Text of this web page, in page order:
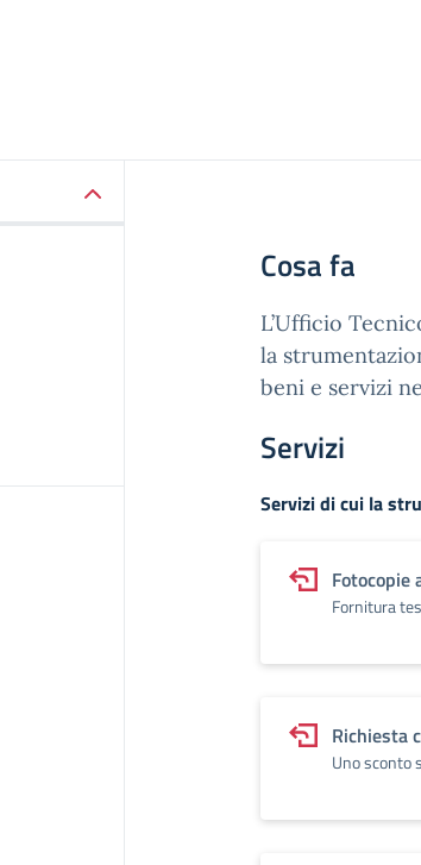
Cosa fa
L’Ufficio
la
beni e servizi
Servizi
Servizi di cui la
Fotocopie
Fornitura
Richiesta
Uno sconto